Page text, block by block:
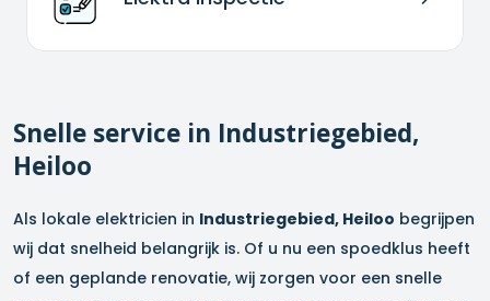
Snelle service in Industriegebied,
Heiloo
Als lokale elektricien in Industriegebied, Heiloo begrijpen
wij dat snelheid belangrijk is. Of u nu een spoedklus heeft
of een geplande renovatie, wij zorgen voor een snelle